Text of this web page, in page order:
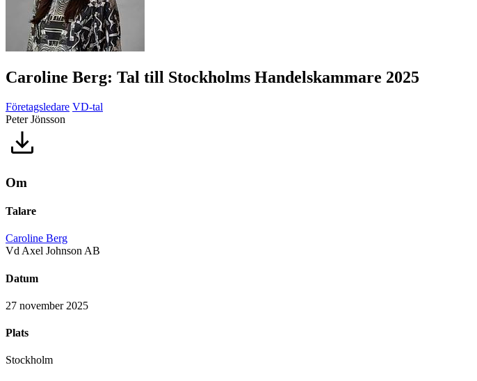
Caroline Berg: Tal till Stockholms Handelskammare 2025
Företagsledare VD-tal
Peter Jönsson
Om
Talare
Caroline Berg
Vd Axel Johnson AB
Datum
27 november 2025
Plats
Stockholm